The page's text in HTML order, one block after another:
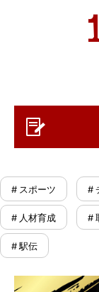
# スポーツ #
# 人材育成 #
# 駅伝